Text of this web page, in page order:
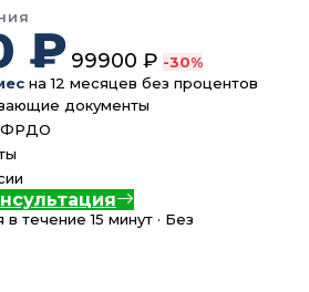
₽ 99900 ₽ -30%
на 12 месяцев без процентов
документы
ФРДО
течение 15 минут · Без